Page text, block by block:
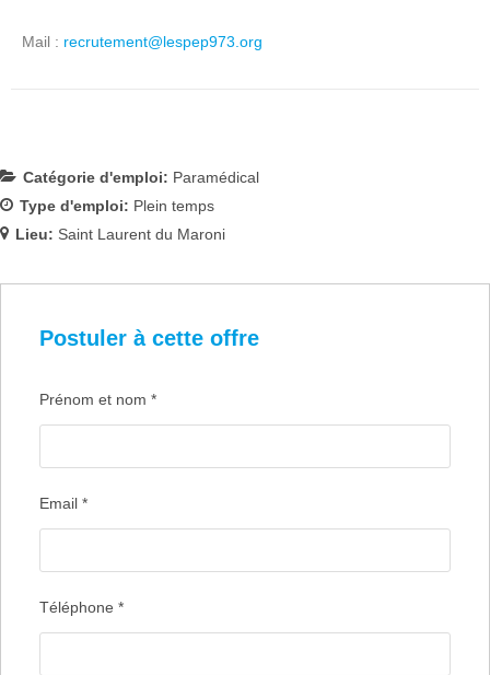
Mail : recrutement@lespep973.org
Catégorie d'emploi: Paramédical
Type d'emploi: Plein temps
Lieu: Saint Laurent du Maroni
Postuler à cette offre
Prénom et nom *
Email *
Téléphone *